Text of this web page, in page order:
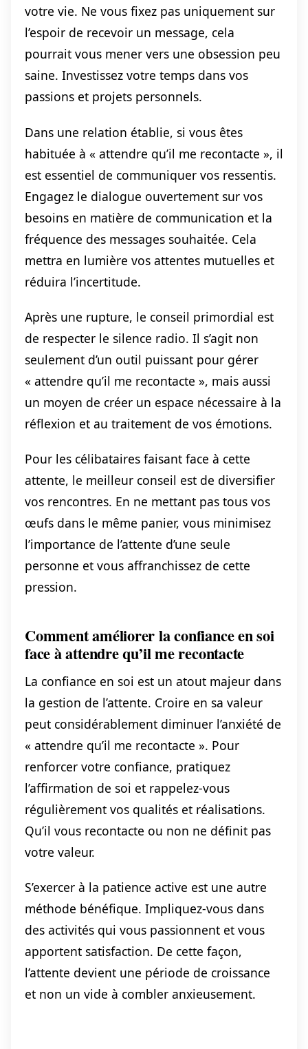
votre vie. Ne vous fixez pas uniquement sur
l’espoir de recevoir un message, cela
pourrait vous mener vers une obsession peu
saine. Investissez votre temps dans vos
passions et projets personnels.
Dans une relation établie, si vous êtes
habituée à « attendre qu’il me recontacte », il
est essentiel de communiquer vos ressentis.
Engagez le dialogue ouvertement sur vos
besoins en matière de communication et la
fréquence des messages souhaitée. Cela
mettra en lumière vos attentes mutuelles et
réduira l’incertitude.
Après une rupture, le conseil primordial est
de respecter le silence radio. Il s’agit non
seulement d’un outil puissant pour gérer
« attendre qu’il me recontacte », mais aussi
un moyen de créer un espace nécessaire à la
réflexion et au traitement de vos émotions.
Pour les célibataires faisant face à cette
attente, le meilleur conseil est de diversifier
vos rencontres. En ne mettant pas tous vos
œufs dans le même panier, vous minimisez
l’importance de l’attente d’une seule
personne et vous affranchissez de cette
pression.
Comment améliorer la confiance en soi
face à attendre qu’il me recontacte
La confiance en soi est un atout majeur dans
la gestion de l’attente. Croire en sa valeur
peut considérablement diminuer l’anxiété de
« attendre qu’il me recontacte ». Pour
renforcer votre confiance, pratiquez
l’affirmation de soi et rappelez-vous
régulièrement vos qualités et réalisations.
Qu’il vous recontacte ou non ne définit pas
votre valeur.
S’exercer à la patience active est une autre
méthode bénéfique. Impliquez-vous dans
des activités qui vous passionnent et vous
apportent satisfaction. De cette façon,
l’attente devient une période de croissance
et non un vide à combler anxieusement.